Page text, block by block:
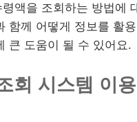
액을 조회하는 방법에
함께 어떻게 정보를 활
큰 도움이 될 수 있어요.
회 시스템 이용